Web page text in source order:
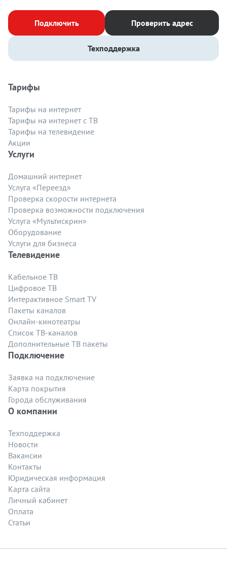
Подключить Проверить адрес
Техподдержка
Тарифы
Тарифы на интернет
Тарифы на интернет с ТВ
Тарифы на телевидение
Акции
Услуги
Домашний интернет
Услуга «Переезд»
Проверка скорости интернета
Проверка возможности подключения
Услуга «Мультискрин»
Оборудование
Услуги для бизнеса
Телевидение
Кабельное ТВ
Цифровое ТВ
Интерактивное Smart TV
Пакеты каналов
Онлайн-кинотеатры
Список ТВ-каналов
Дополнительные ТВ пакеты
Подключение
Заявка на подключение
Карта покрытия
Города обслуживания
О компании
Техподдержка
Новости
Вакансии
Контакты
Юридическая информация
Карта сайта
Личный кабинет
Оплата
Статьи